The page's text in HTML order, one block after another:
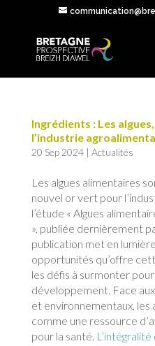
Ingrédients : Les
l’industrie
20 Sep 2024| Actualités
Les algues alimentaires
nouvel or vert pour
l’étude « Algues
», publiée dernièrement
publication met en
opportunités qu’offre
les défis à surmonter
développement. Face
et environnementaux, les
comme une ressource
pour la santé. L’intégralité